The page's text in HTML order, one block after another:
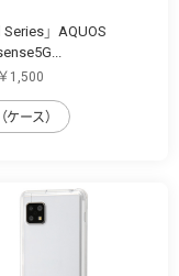
Series」AQUOS
1,500
ケース）